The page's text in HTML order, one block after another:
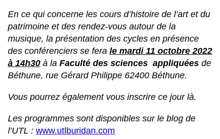
En ce qui concerne les cours d’histoire de l’art et du
patrimoine et des rendez-vous autour de la
musique, la présentation des cycles en présence
des conférenciers se fera le mardi 11 octobre 2022
à 14h30 à la Faculté des sciences appliquées de
Béthune, rue Gérard Philippe 62400 Béthune.
Vous pourrez également vous inscrire ce jour là.
Les programmes sont disponibles sur le blog de
l’UTL : www.utlburidan.com